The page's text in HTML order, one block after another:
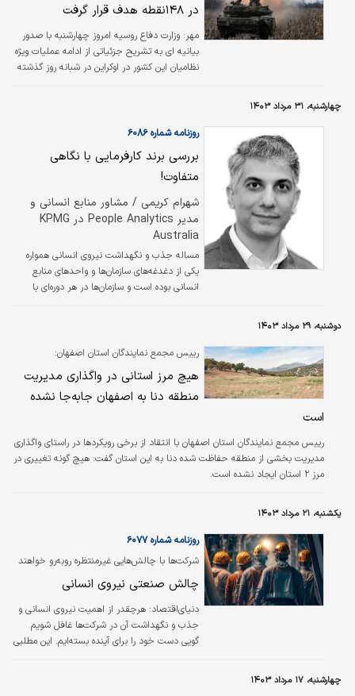
در ۱۴۸نقطه هدف قرار گرفت
مهر: وزارت دفاع روسیه امروز چهارشنبه با صدور
بیانیه ای به تشریح جزئیاتی از ادامه عملیات ویژه
نظامیان این کشور در اوکراین در شبانه روز گذشته
چهارشنبه، ۳۱ مرداد ۱۴۰۳
روزنامه شماره ۶۰۸۶
بررسی برند کارفرمایی با نگاهی
متفاوت!
شهرام کریمی / مشاور منابع انسانی و
مدیر People Analytics در KPMG
Australia
مساله جذب و نگهداشت نیروی انسانی همواره
یکی از دغدغه‌های سازمان‌ها و واحدهای منابع
انسانی بوده است و سازمان‌ها در هر دوره‌ای با
پررنگ شده است تا تعیین کند که هزینه جذب
نیرو و در مقابل آن هزینه از دست دادن نیرو
چقدر بوده است. گاهی موضوعات مرتبط با
دلبستگی نیروی انسانی و خصوصا نیروهای
دوشنبه، ۲۹ مرداد ۱۴۰۳
رییس مجمع نمایندگان استان اصفهان:
هیچ مرز استانی در واگذاری مدیریت
منطقه دنا به اصفهان جابه‌جا نشده
است
رییس مجمع نمایندگان استان اصفهان با انتقاد از برخی رویکردها در راستای واگذاری
مدیریت بخشی از منطقه حفاظت شده دنا به این استان گفت: هیچ گونه تغییری در
مرز ۲ استان ایجاد نشده است.
یکشنبه، ۲۱ مرداد ۱۴۰۳
شرکت‌ها با چالش‏‏‏‌هایی غیرمنتظره روبه‌رو خواهند
شد
روزنامه شماره ۶۰۷۷
چالش صنعتی نیروی انسانی
دنیای‌اقتصاد: هرچقدر از اهمیت نیروی انسانی و
جذب و نگهداشت آن در شرکت‌ها غافل شویم
گویی دست خود را برای آینده بسته‌‌‌‌ایم. این مطلبی
چهارشنبه، ۱۷ مرداد ۱۴۰۳